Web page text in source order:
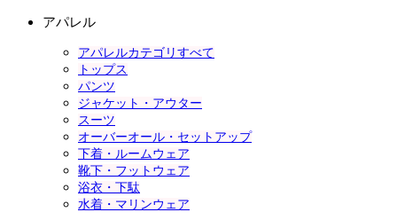
アパレル
アパレルカテゴリすべて
トップス
パンツ
ジャケット・アウター
スーツ
オーバーオール・セットアップ
下着・ルームウェア
靴下・フットウェア
浴衣・下駄
水着・マリンウェア